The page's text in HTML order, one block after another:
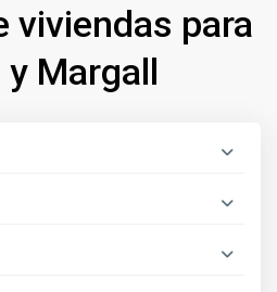
viviendas para
y Margall